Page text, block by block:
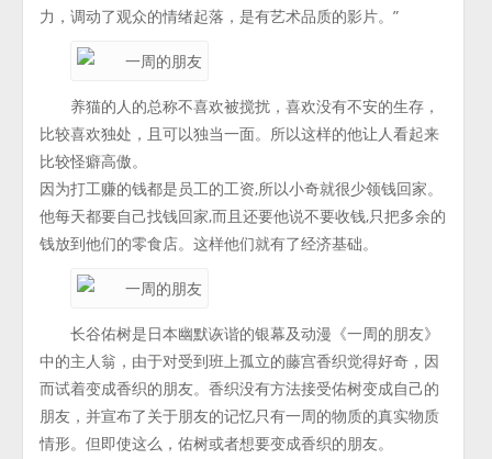
力，调动了观众的情绪起落，是有艺术品质的影片。”
养猫的人的总称不喜欢被搅扰，喜欢没有不安的生存，
比较喜欢独处，且可以独当一面。所以这样的他让人看起来
比较怪癖高傲。
因为打工赚的钱都是员工的工资,所以小奇就很少领钱回家。
他每天都要自己找钱回家,而且还要他说不要收钱,只把多余的
钱放到他们的零食店。这样他们就有了经济基础。
长谷佑树是日本幽默诙谐的银幕及动漫《一周的朋友》
中的主人翁，由于对受到班上孤立的藤宫香织觉得好奇，因
而试着变成香织的朋友。香织没有方法接受佑树变成自己的
朋友，并宣布了关于朋友的记忆只有一周的物质的真实物质
情形。但即使这么，佑树或者想要变成香织的朋友。